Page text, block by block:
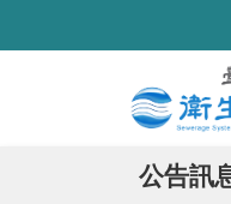
公告訊